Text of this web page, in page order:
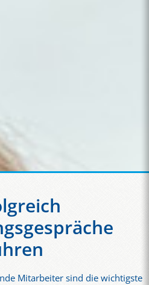
Mitarbeiter sind die wichtigste